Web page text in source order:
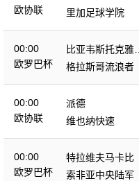
欧协联
里加足球学院
00:00
欧罗巴杯
比亚韦斯托克雅盖
隆
格拉斯哥流浪者
00:00
欧协联
派德
维也纳快速
00:00
欧罗巴杯
特拉维夫马卡比
索非亚中央陆军